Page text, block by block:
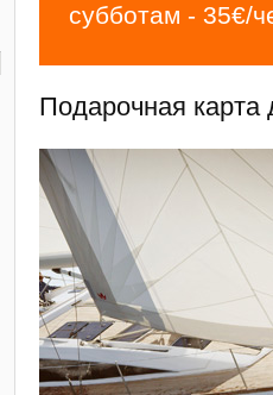
субботам - 35€/
Подарочная карта